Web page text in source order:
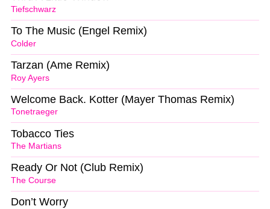
Tiefschwarz
Colder
To The Music (Engel Remix)
Roy Ayers
Tarzan (Ame Remix)
Tonetraeger
Welcome Back. Kotter (Mayer Thomas Remix)
The Martians
Tobacco Ties
The Course
Ready Or Not (Club Remix)
Don’t Worry